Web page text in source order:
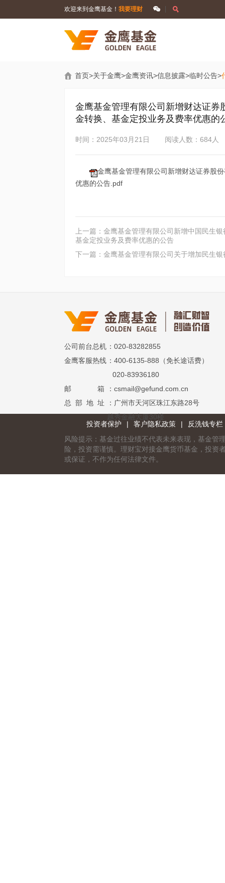
欢迎来到金鹰基金！ 我要理财
首页>关于金鹰>金鹰资讯>信息披露>临时公告>
金鹰基金管理有限公司新增财达证
金转换、基金定投业务及费率优惠的
时间：2025年03月21日 阅读人数：684人
金鹰基金管理有限公司新增财达证券股
优惠的公告.pdf
上一篇：金鹰基金管理有限公司新增中国民生
基金定投业务及费率优惠的公告
下一篇：金鹰基金管理有限公司关于增加民生
公司前台总机 ：020-83282855
金鹰客服热线 ：400-6135-888（免长途话费）
020-83936180
邮 箱
：csmail@gefund.com.cn
总 部 地 址
：广州市天河区珠江东路28号
越秀金融大厦30楼
投资者保护
| 客户隐私政策 |
反洗钱专栏
风险提示：基金过往业绩不代表未来表现，基金管
险，投资需谨慎。理财宝对接金鹰货币基金，投资
或保证，不作为任何法律文件。